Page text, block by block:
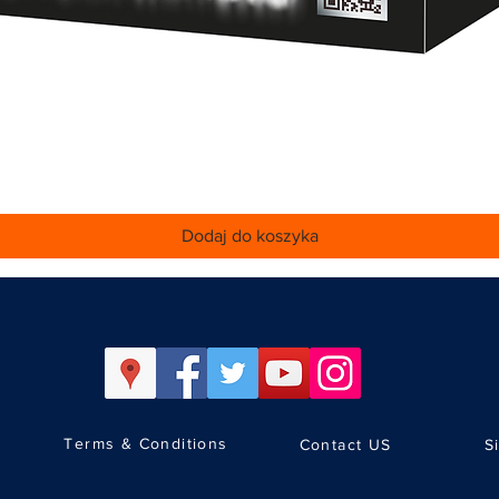
Dodaj do koszyka
Terms & Conditions Contact US